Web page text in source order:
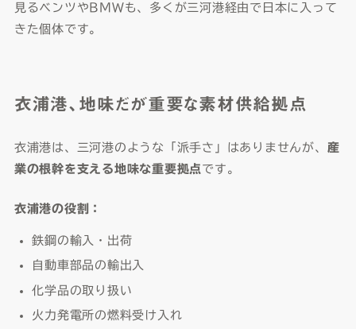
見るベンツやBMWも、多くが三河港経由で日本に入って
きた個体です。
衣浦港、地味だが重要な素材供給拠点
衣浦港は、三河港のような「派手さ」はありませんが、 産
業の根幹を支える地味な重要拠点 です。
衣浦港の役割：
鉄鋼の輸入・出荷
自動車部品の輸出入
化学品の取り扱い
火力発電所の燃料受け入れ